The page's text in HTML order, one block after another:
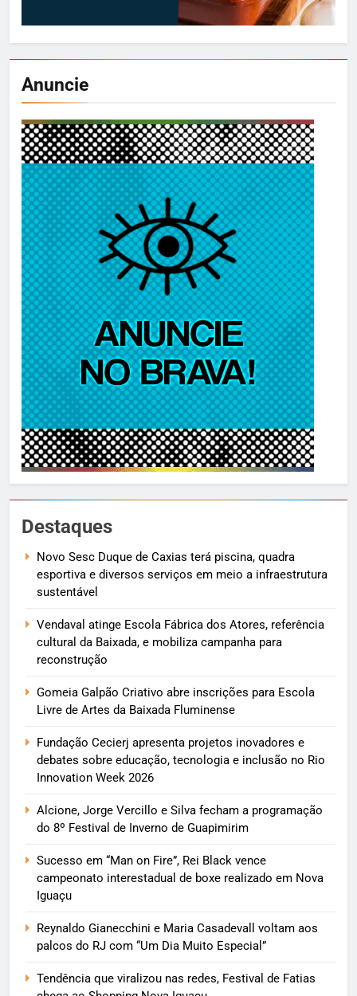
Anuncie
Destaques
Novo Sesc Duque de Caxias terá piscina, quadra
esportiva e diversos serviços em meio a infraestrutura
sustentável
Vendaval atinge Escola Fábrica dos Atores, referência
cultural da Baixada, e mobiliza campanha para
reconstrução
Gomeia Galpão Criativo abre inscrições para Escola
Livre de Artes da Baixada Fluminense
Fundação Cecierj apresenta projetos inovadores e
debates sobre educação, tecnologia e inclusão no Rio
Innovation Week 2026
Alcione, Jorge Vercillo e Silva fecham a programação
do 8º Festival de Inverno de Guapimirim
Sucesso em “Man on Fire”, Rei Black vence
campeonato interestadual de boxe realizado em Nova
Iguaçu
Reynaldo Gianecchini e Maria Casadevall voltam aos
palcos do RJ com “Um Dia Muito Especial”
Tendência que viralizou nas redes, Festival de Fatias